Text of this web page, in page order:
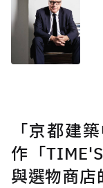
「京都建
作「
與選物商店